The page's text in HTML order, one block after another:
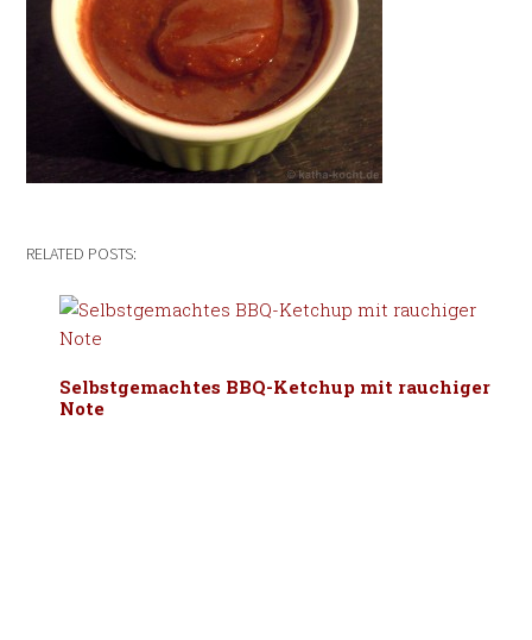
RELATED POSTS:
Selbstgemachtes BBQ-Ketchup mit rauchiger
Note